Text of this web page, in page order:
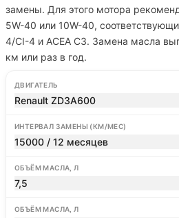
замены. Для этого мотора
5W-40 или 10W-40,
4/CI-4 и ACEA C3. Замена масла
км или раз в год.
ДВИГАТЕЛЬ
Renault ZD3A600
ИНТЕРВАЛ ЗАМЕНЫ (КМ/МЕС)
15000 / 12 месяцев
ОБЪЁМ МАСЛА, Л
7,5
ОБЪЁМ МАСЛА, Л